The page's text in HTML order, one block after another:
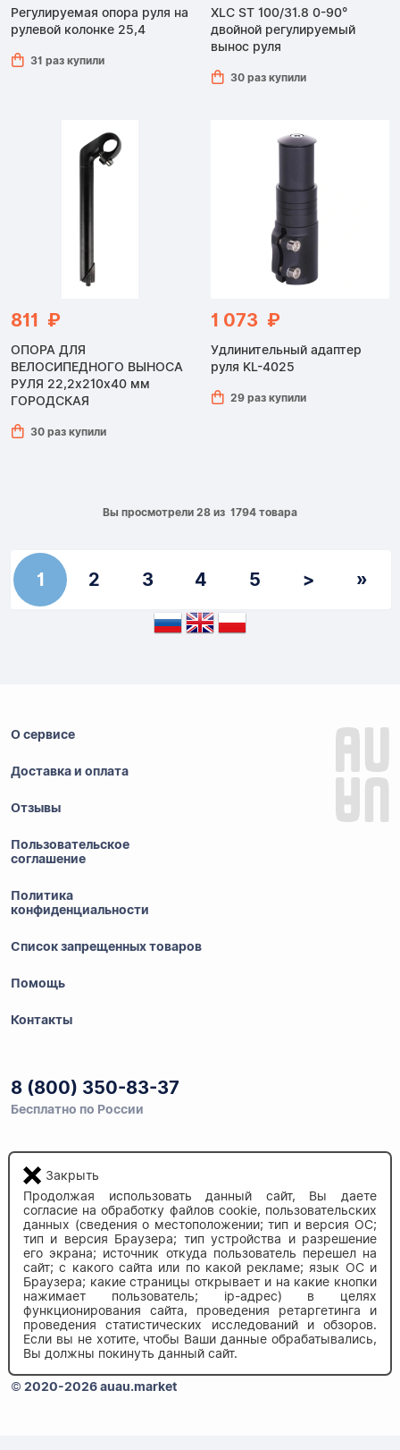
Регулируемая опора руля на
рулевой колонке 25,4
31 раз купили
XLC ST 100/31.8 0-90°
двойной регулируемый
вынос руля
30 раз купили
811 ₽
ОПОРА ДЛЯ
ВЕЛОСИПЕДНОГО ВЫНОСА
РУЛЯ 22,2x210x40 мм
ГОРОДСКАЯ
30 раз купили
1 073 ₽
Удлинительный адаптер
руля KL-4025
29 раз купили
Вы просмотрели 28 из 1794 товара
1 2 3 4 5 > »
О сервисе
Доставка и оплата
Отзывы
Пользовательское
соглашение
Политика
конфиденциальности
Список запрещенных товаров
Помощь
Контакты
8 (800) 350-83-37
Бесплатно по России
Напишите нам
info@auau.market
236027, г.Калининград
ул.Калязинская 6, оф. 2
© 2020-2026 auau.market
Закрыть
Продолжая использовать данный сайт, Вы даете
согласие на обработку файлов cookie, пользовательских
данных (сведения о местоположении; тип и версия ОС;
тип и версия Браузера; тип устройства и разрешение
его экрана; источник откуда пользователь перешел на
сайт; с какого сайта или по какой рекламе; язык ОС и
Браузера; какие страницы открывает и на какие кнопки
нажимает пользователь; ip-адрес) в целях
функционирования сайта, проведения ретаргетинга и
проведения статистических исследований и обзоров.
Если вы не хотите, чтобы Ваши данные обрабатывались,
Вы должны покинуть данный сайт.